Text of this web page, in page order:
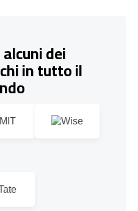
dei
in tutto il